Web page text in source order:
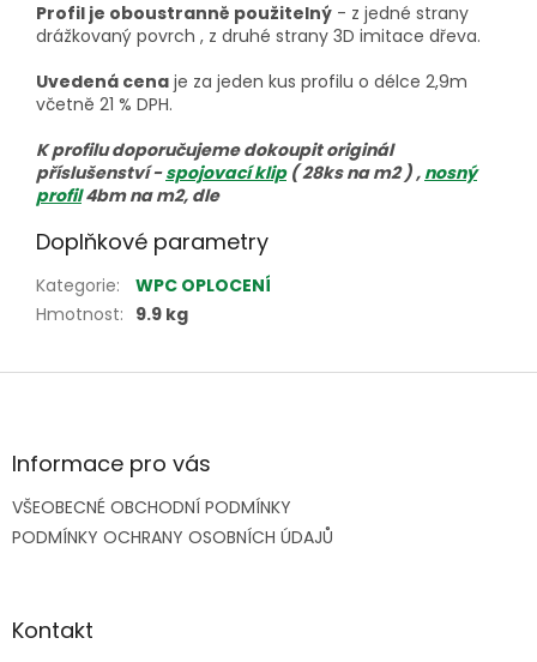
Profil je oboustranně použitelný - z jedné strany
drážkovaný povrch , z druhé strany 3D imitace dřeva.
Uvedená cena je za jeden kus profilu o délce 2,9m
včetně 21 % DPH.
K profilu doporučujeme dokoupit originál
příslušenství -spojovací klip( 28ks na m2 ) , nosný
profil4bm na m2, dle
Doplňkové parametry
Kategorie:
WPC OPLOCENÍ
Hmotnost: 9.9 kg
Z
aInformace pro vás
VŠEOBECNÉ OBCHODNÍ PODMÍNKY
PODMÍNKY OCHRANY OSOBNÍCH ÚDAJŮ
Kontakt